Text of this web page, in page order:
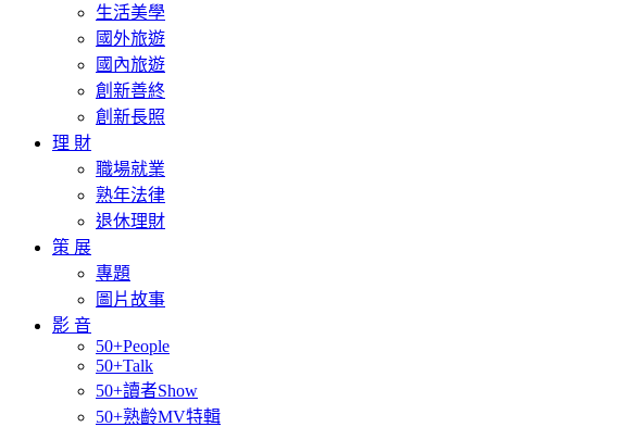
生活美學
國外旅遊
國內旅遊
創新善終
創新長照
理 財
職場就業
熟年法律
退休理財
策 展
專題
圖片故事
影 音
50+People
50+Talk
50+讀者Show
50+熟齡MV特輯